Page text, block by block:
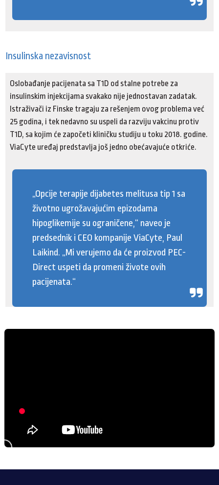
Insulinska nezavisnost
Oslobađanje pacijenata sa T1D od stalne potrebe za
insulinskim injekcijama svakako nije jednostavan zadatak.
Istraživači iz Finske tragaju za rešenjem ovog problema već
25 godina, i tek nedavno su uspeli da razviju vakcinu protiv
T1D, sa kojim će započeti kliničku studiju u toku 2018. godine.
ViaCyte uređaj predstavlja još jedno obećavajuće otkriće.
„Opcije terapije dijabetes melitusa tip 1 sa
životno ugrožavajućim epizodama
hipoglikemije su ograničene,“ naveo je
predsednik i CEO kompanije ViaCyte, Paul
Laikind. „Mi verujemo da će proizvod PEC-
Direct uspeti da promeni živote ovih
pacijenata.“